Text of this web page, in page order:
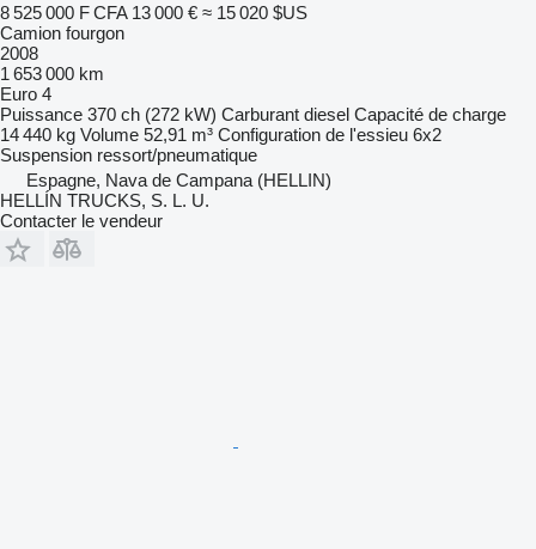
8 525 000 F CFA 13 000 € ≈ 15 020 $US
Camion fourgon
2008
1 653 000 km
Euro 4
Puissance 370 ch (272 kW) Carburant diesel Capacité de charge
14 440 kg Volume 52,91 m³ Configuration de l'essieu 6x2
Suspension ressort/pneumatique
Espagne, Nava de Campana (HELLIN)
HELLÍN TRUCKS, S. L. U.
Contacter le vendeur